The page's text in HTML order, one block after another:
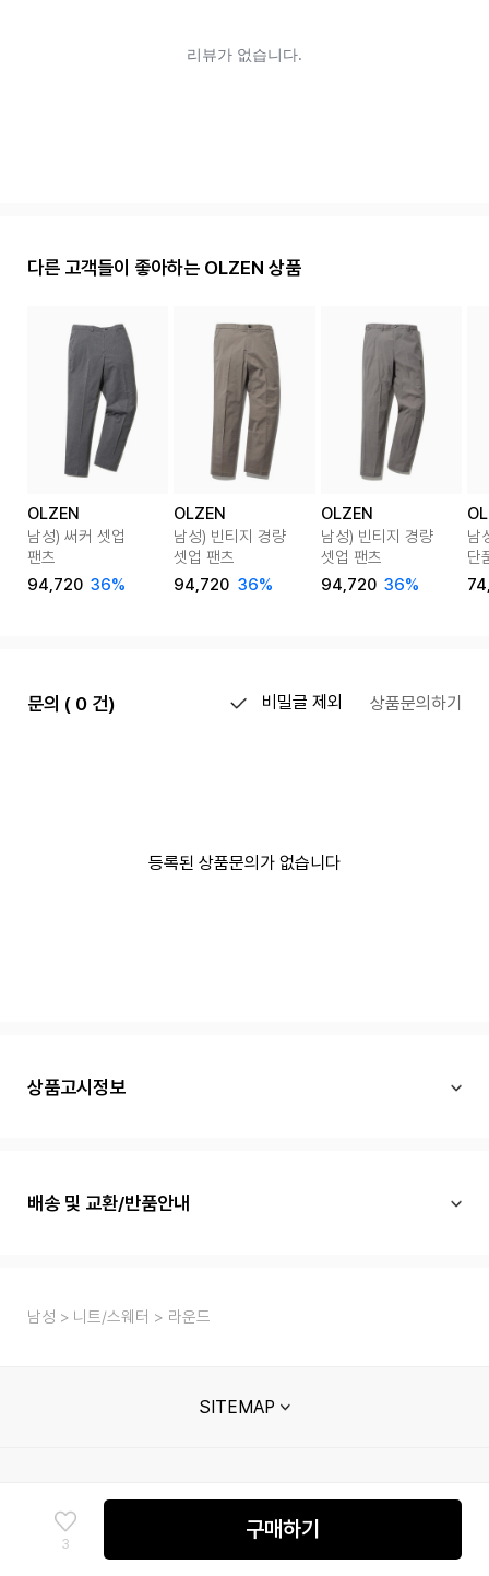
다른 고객들이 좋아하는 OLZEN 상품
OLZEN
남성) 써커 셋업
팬츠
94,720 36%
OLZEN
남성) 빈티지 경량
셋업 팬츠
94,720 36%
OLZEN
남성) 빈티지 경량
셋업 팬츠
94,720 36%
남
단
문의 ( 0 건) 비밀글 제외 상품문의하기
등록된 상품문의가 없습니다
상품고시정보
배송 및 교환/반품안내
남성 니트/스웨터 라운드
3
구매하기
SITEMAP
신성통상㈜ 사업자정보